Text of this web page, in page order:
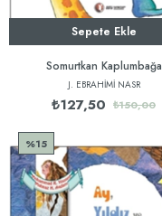
Sepete Ekle
Somurtkan Kaplumbağa
J. EBRAHİMİ NASR
₺127,50 ₺150,00
%15